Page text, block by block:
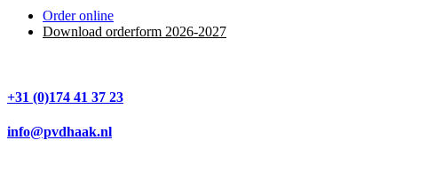
Order online
Download orderform 2026-2027
+31 (0)174 41 37 23
info@pvdhaak.nl